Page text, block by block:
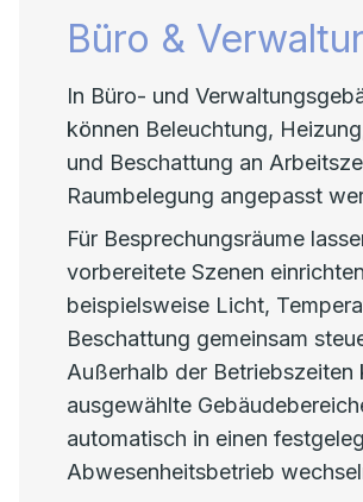
Büro &
In Büro- und
können Beleuchtung,
und Beschattung an
Raumbelegung angepasst
Für Besprechungsräume
vorbereitete Szenen
beispielsweise Licht,
Beschattung gemeinsam
Außerhalb der Betriebszeiten
ausgewählte
automatisch in einen
Abwesenheitsbetrieb